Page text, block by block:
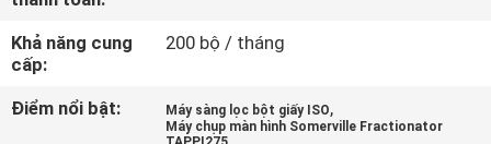
KIỂM
SOÁT
Khả năng cung
cấp:
200 bộ / tháng
Điểm nổi bật: Máy sàng lọc bột giấy ISO,
Máy chụp màn hình Somerville Fractionator